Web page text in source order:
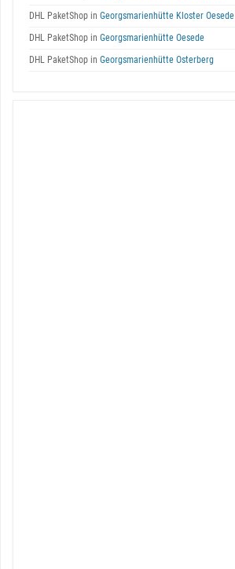
DHL PaketShop in Georgsmarienhütte Kloster Oesede
DHL PaketShop in Georgsmarienhütte Oesede
DHL PaketShop in Georgsmarienhütte Osterberg